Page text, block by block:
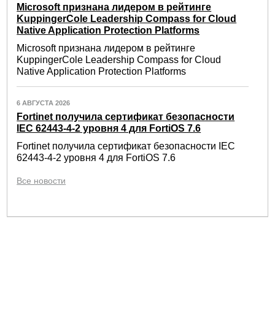
Microsoft признана лидером в рейтинге
KuppingerCole Leadership Compass for Cloud
Native Application Protection Platforms
Microsoft признана лидером в рейтинге
KuppingerCole Leadership Compass for Cloud
Native Application Protection Platforms
6 АВГУСТА 2026
Fortinet получила сертификат безопасности
IEC 62443-4-2 уровня 4 для FortiOS 7.6
Fortinet получила сертификат безопасности IEC
62443-4-2 уровня 4 для FortiOS 7.6
Все новости